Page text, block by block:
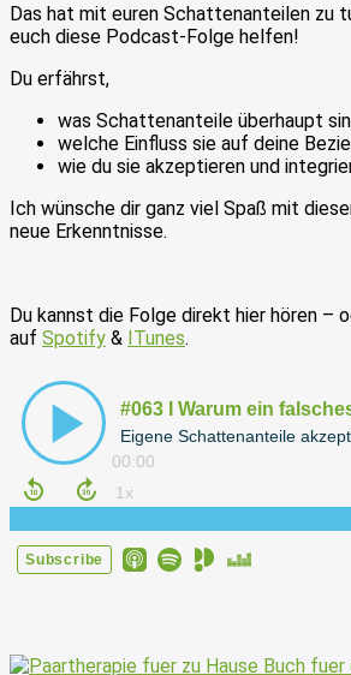
Das hat mit euren Schattenanteilen zu
euch diese Podcast-Folge helfen!
Du erfährst,
was Schattenanteile überhaupt
welche Einfluss sie auf deine
wie du sie akzeptieren und
Ich wünsche dir ganz viel Spaß mit
neue Erkenntnisse.
Du kannst die Folge direkt hier hören –
auf Spotify & ITunes.